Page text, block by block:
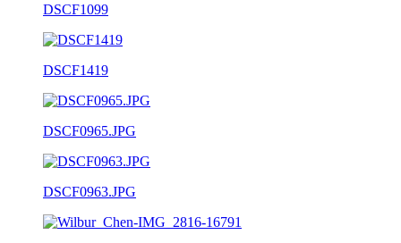
DSCF1099
DSCF1419
DSCF0965.JPG
DSCF0963.JPG